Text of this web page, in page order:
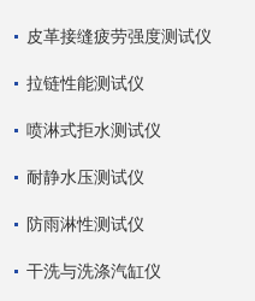
皮革接缝疲劳强度测试仪
拉链性能测试仪
喷淋式拒水测试仪
耐静水压测试仪
防雨淋性测试仪
干洗与洗涤汽缸仪